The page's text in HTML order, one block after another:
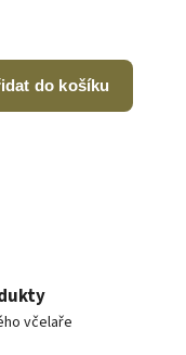
do košíku
včelaře